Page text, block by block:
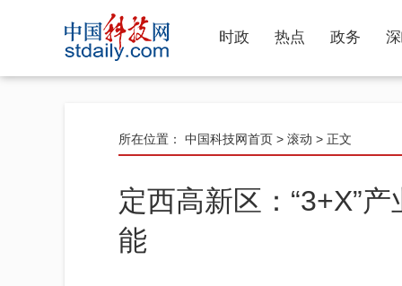
时政 热点 政务
所在位置： 中国科技网首页 > 滚动 > 正文
定西高新区：“3+X”
能